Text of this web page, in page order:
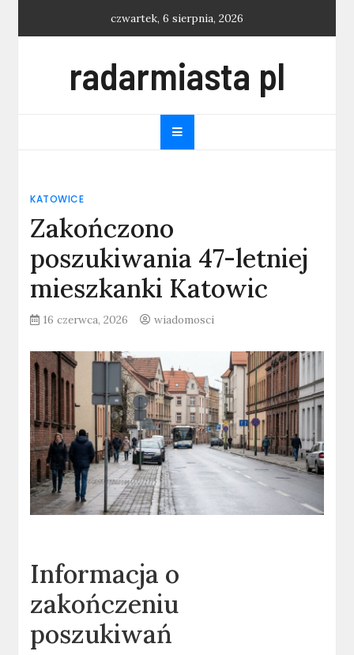
czwartek, 6 sierpnia, 2026
radarmiasta pl
KATOWICE
Zakończono
poszukiwania 47-letniej
mieszkanki Katowic
16 czerwca, 2026 wiadomosci
Informacja o
zakończeniu
poszukiwań